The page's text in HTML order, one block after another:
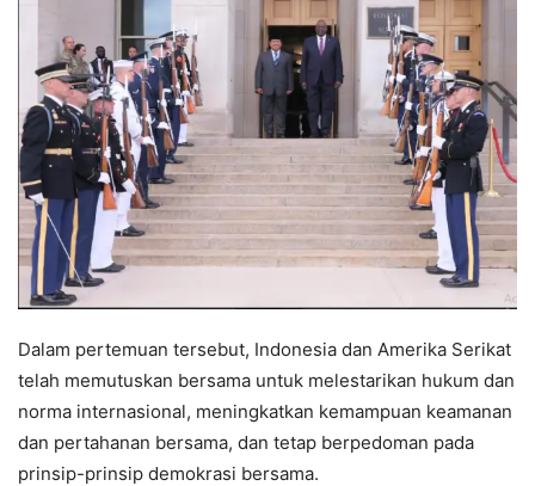
Dalam pertemuan tersebut, Indonesia dan Amerika Serikat
telah memutuskan bersama untuk melestarikan hukum dan
norma internasional, meningkatkan kemampuan keamanan
dan pertahanan bersama, dan tetap berpedoman pada
prinsip-prinsip demokrasi bersama.